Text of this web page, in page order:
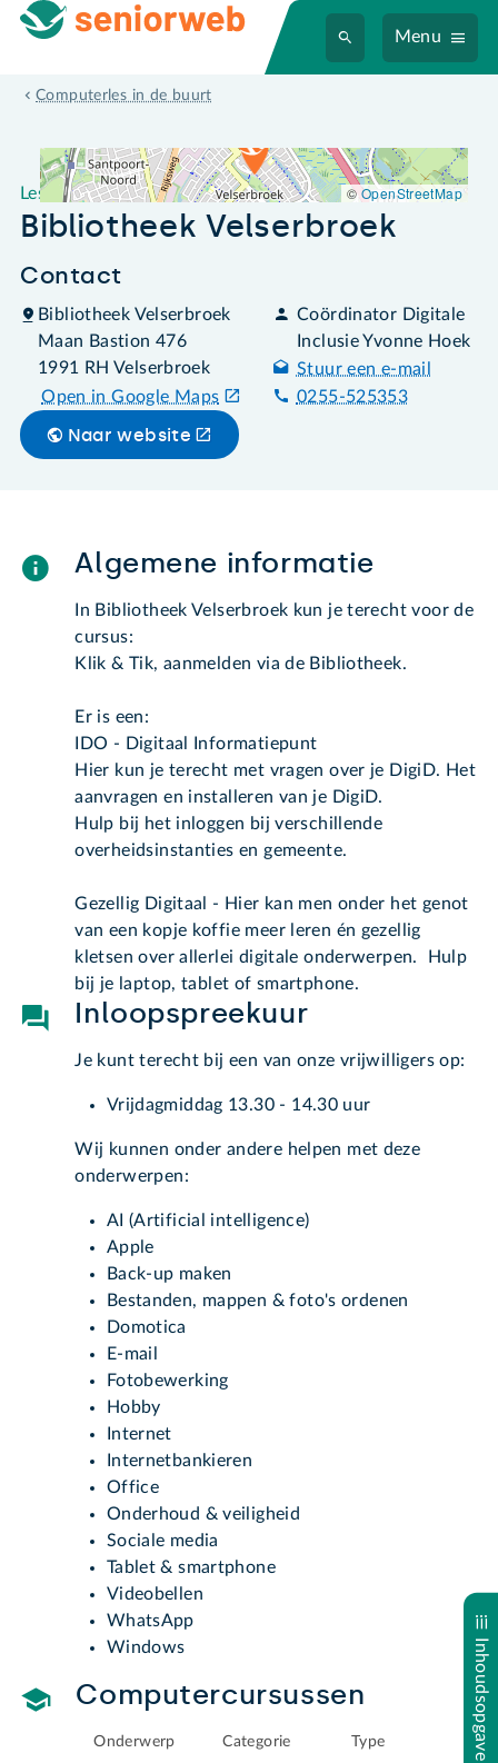
Menu
Computerles in de buurt
Leslocatie Bibliotheek Velserbroek
Leslocatie
Bibliotheek Velserbroek
Contact
Bibliotheek Velserbroek
Maan Bastion 476
1991 RH Velserbroek
Open in Google Maps
Coördinator Digitale
Inclusie Yvonne Hoek
Stuur een e-mail
0255-525353
Naar website
©OpenStreetMap
Inhoudsopgave
Algemene informatie
In Bibliotheek Velserbroek kun je terecht voor de
cursus:
Klik & Tik, aanmelden via de Bibliotheek.
Er is een:
IDO - Digitaal Informatiepunt
Hier kun je terecht met vragen over je DigiD. Het
aanvragen en installeren van je DigiD.
Hulp bij het inloggen bij verschillende
overheidsinstanties en gemeente.
Gezellig Digitaal - Hier kan men onder het genot
van een kopje koffie meer leren én gezellig
kletsen over allerlei digitale onderwerpen. Hulp
bij je laptop, tablet of smartphone.
Inloopspreekuur
Je kunt terecht bij een van onze vrijwilligers op:
Vrijdagmiddag 13.30 - 14.30 uur
Wij kunnen onder andere helpen met deze
onderwerpen:
AI (Artificial intelligence)
Apple
Back-up maken
Bestanden, mappen & foto's ordenen
Domotica
E-mail
Fotobewerking
Hobby
Internet
Internetbankieren
Office
Onderhoud & veiligheid
Sociale media
Tablet & smartphone
Videobellen
WhatsApp
Windows
Computercursussen
Onderwerp Categorie Type